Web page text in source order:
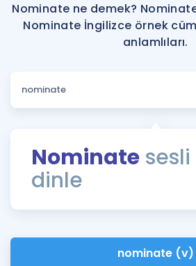
ÜYE DEĞİLİM
Faydalı Araçlar
Sözlük
Rehberlik Aracı
ÖSYM Sınav Takvimi
Hakkımızda
Nominate ne demek?
Nominate İngilizce örnek
anlamlıları.
Nominate sesli
dinle
nominate (v)